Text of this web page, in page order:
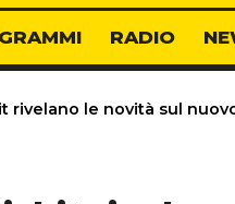
RADIO
rivelano le novità sul